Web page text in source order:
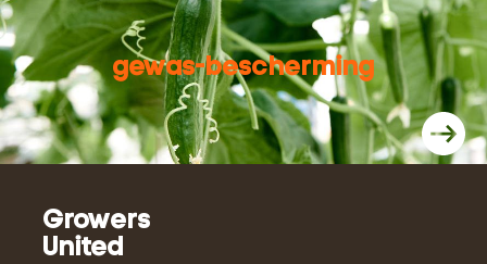
gewas-bescherming
Growers
United